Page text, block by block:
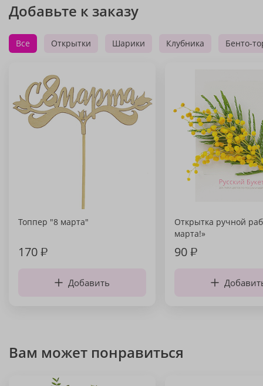
Добавьте к заказу
Все Открытки Шарики Клубника Бенто-
Топпер "8 марта"
170₽
Добавить
Открытка ручной
марта!»
90₽
Вам может понравиться